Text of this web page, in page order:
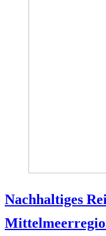
Nachhaltiges